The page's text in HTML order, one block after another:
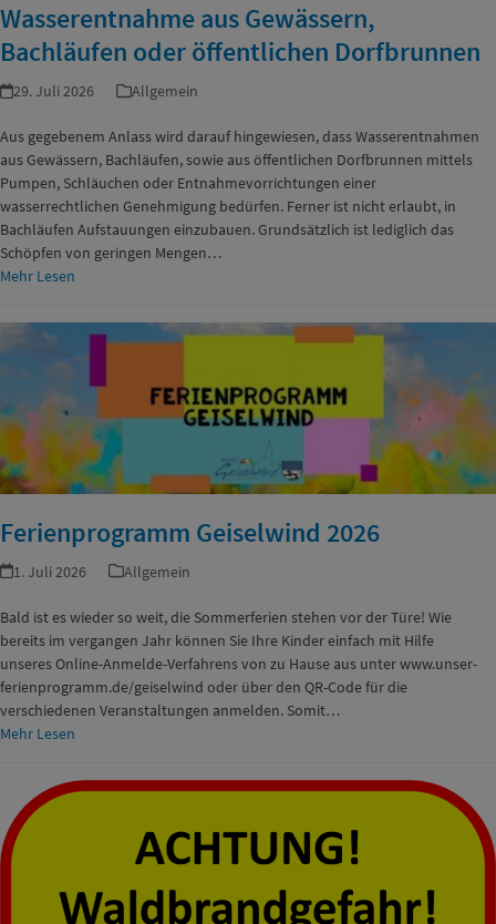
Wasserentnahme aus Gewässern,
Bachläufen oder öffentlichen Dorfbrunnen
29. Juli 2026 Allgemein
Aus gegebenem Anlass wird darauf hingewiesen, dass Wasserentnahmen
aus Gewässern, Bachläufen, sowie aus öffentlichen Dorfbrunnen mittels
Pumpen, Schläuchen oder Entnahmevorrichtungen einer
wasserrechtlichen Genehmigung bedürfen. Ferner ist nicht erlaubt, in
Bachläufen Aufstauungen einzubauen. Grundsätzlich ist lediglich das
Schöpfen von geringen Mengen…
Mehr Lesen
Ferienprogramm Geiselwind 2026
1. Juli 2026 Allgemein
Bald ist es wieder so weit, die Sommerferien stehen vor der Türe! Wie
bereits im vergangen Jahr können Sie Ihre Kinder einfach mit Hilfe
unseres Online-Anmelde-Verfahrens von zu Hause aus unter www.unser-
ferienprogramm.de/geiselwind oder über den QR-Code für die
verschiedenen Veranstaltungen anmelden. Somit…
Mehr Lesen